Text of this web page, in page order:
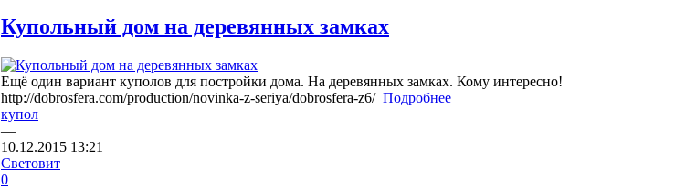
Купольный дом на деревянных замках
Ещё один вариант куполов для постройки дома. На деревянных замках. Кому интересно!
http://dobrosfera.com/production/novinka-z-seriya/dobrosfera-z6/ Подробнее
купол
—
10.12.2015 13:21
Световит
0